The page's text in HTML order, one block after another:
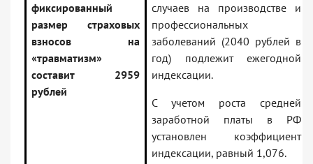
фиксированный
размер страховых
взносов на
«травматизм»
составит 2959
рублей
случаев на производстве и
профессиональных
заболеваний (2040 рублей в
год) подлежит ежегодной
индексации.
С учетом роста средней
заработной платы в РФ
установлен коэффициент
индексации, равный 1,076.